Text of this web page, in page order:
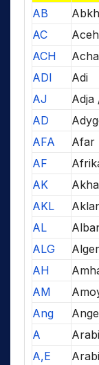
AB
AC
Aceh
ACH
ADI
Adi
AJ
Adja
AD
AFA
Afar
AF
AK
Akha
AKL
AL
ALG
AH
AM
Ang
A
A,E